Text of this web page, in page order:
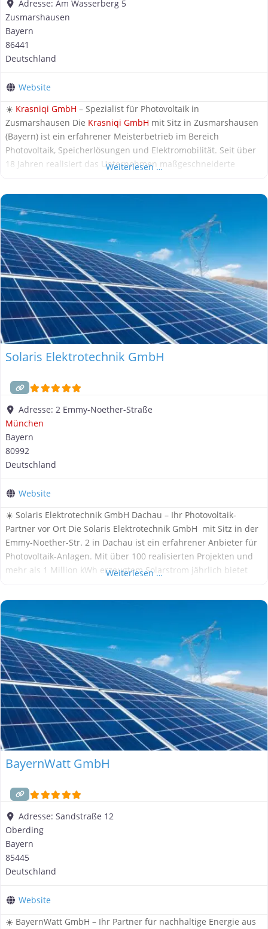
Adresse: Am Wasserberg 5
Zusmarshausen
Bayern
86441
Deutschland
Website
☀️ Krasniqi GmbH – Spezialist für Photovoltaik in
Zusmarshausen Die Krasniqi GmbH mit Sitz in Zusmarshausen
(Bayern) ist ein erfahrener Meisterbetrieb im Bereich
Photovoltaik, Speicherlösungen und Elektromobilität. Seit über
18 Jahren realisiert das Unternehmen maßgeschneiderte
Mit mehr als 25.000 installierten Photovoltaikanlagen zählt die
Krasniqi GmbH
Weiterlesen …
Solaris Elektrotechnik GmbH
Adresse: 2 Emmy-Noether-Straße
München
Bayern
80992
Deutschland
Website
☀️ Solaris Elektrotechnik GmbH Dachau – Ihr Photovoltaik-
Partner vor Ort Die Solaris Elektrotechnik GmbH mit Sitz in der
Emmy-Noether-Str. 2 in Dachau ist ein erfahrener Anbieter für
Photovoltaik-Anlagen. Mit über 100 realisierten Projekten und
mehr als 1 Million kWh erzeugtem Solarstrom jährlich bietet
Gewerbekunden – von der Beratung über die Planung bis zur
Installation
Weiterlesen …
BayernWatt GmbH
Adresse: Sandstraße 12
Oberding
Bayern
85445
Deutschland
Website
☀️ BayernWatt GmbH – Ihr Partner für nachhaltige Energie aus